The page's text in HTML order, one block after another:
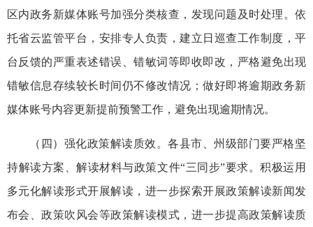
区内政务新媒体账号加强分类核查，发现问题及时处理。依
托省云监管平台，安排专人负责，建立日巡查工作制度，平
台反馈的严重表述错误、错敏词等即收即改，严格避免出现
错敏信息存续较长时间仍不修改情况；做好即将逾期政务新
媒体账号内容更新提前预警工作，避免出现逾期情况。
（四）强化政策解读质效。各县市、州级部门要严格坚
持解读方案、解读材料与政策文件“三同步”要求。积极运用
多元化解读形式开展解读，进一步探索开展政策解读新闻发
布会、政策吹风会等政策解读模式，进一步提高政策解读质